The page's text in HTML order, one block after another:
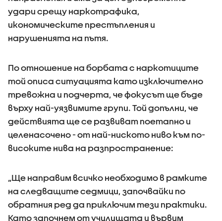
удари срещу наркотрафика,
икономическите престъпления и
нарушенията на пътя.
По отношение на борбата с наркотиците
той описа ситуацията като изключително
тревожна и подчерта, че фокусът ще бъде
върху най-уязвимите групи. Той допълни, че
действията ще се развиват поетапно и
целенасочено - от най-ниското ниво към по-
високите нива на разпространение:
„Ще направим всичко необходимо в рамките
на следващите седмици, започвайки по
обратния ред да приключим тези практики.
Като започнем от училищата и вървим